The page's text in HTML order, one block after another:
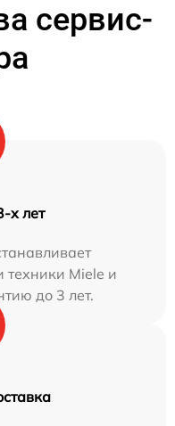
сервис-
х лет
техники Miele и
до 3 лет.